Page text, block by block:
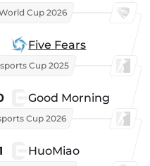
Cup 2026
Five Fears
Cup 2025
Good Morning
Cup 2026
HuoMiao